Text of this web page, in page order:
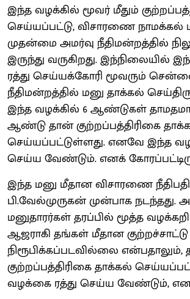
இந்த வழக்கில் மூவர் மீதும்
செய்யப்பட்டு, விசாரணை நாமக்கல்
முதன்மை அமர்வு நீதிமன்றத்தில்
இருந்து வருகிறது. இந்நிலையில்
ரத்து செய்யக்கோரி மூவரும்
நீதிமன்றத்தில் மனு தாக்கல்
இந்த வழக்கில் 6 ஆண்டுகள்
ஆண்டு தான் குற்றப்பத்திரிகை
செய்யப்பட்டுள்ளது. எனவே இந்த
செய்ய வேண்டும். எனக்
இந்த மனு மீதான விசாரணை நீதிபதி
பி.வேல்முருகன் முன்பாக நடந்தது.
மனுதாரர்கள் தரப்பில் மூத்த
ஆஜராகி தங்கள் மீதான குற்றச்சாட்டு
நிரூபிக்கப்படவில்லை என்பதாலும்,
குற்றப்பத்திரிகை தாக்கல்
வழக்கை ரத்து செய்ய வேண்டும், என